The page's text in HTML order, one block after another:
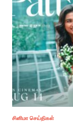
சினிமா செய்திகள்